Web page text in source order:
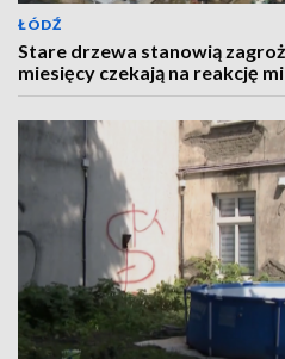
ŁÓDŹ
Stare drzewa stanowią
miesięcy czekają na reakcję